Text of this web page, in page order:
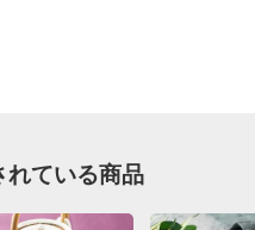
はコチラから」のリンク
・卵・乳成分
れている商品